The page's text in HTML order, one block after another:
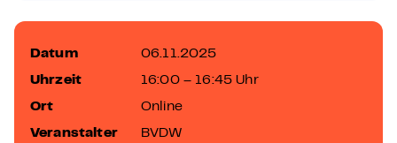
Datum 06.11.2025
Uhrzeit 16:00 – 16:45 Uhr
Ort Online
Veranstalter BVDW